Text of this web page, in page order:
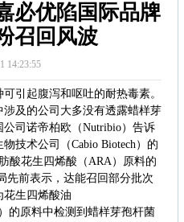
必优陷国际品牌
召回风波
14:23:55
引起腹泻和呕吐的耐热毒素。
及的公司大多没有透露蜡样芽
司诺帝柏欧（Nutribio）告诉
技术公司（Cabio Biotech）的
酸花生四烯酸（ARA）原料的
先前表示，达能召回部分批次
花生四烯酸油
的原料中检测到蜡样芽孢杆菌